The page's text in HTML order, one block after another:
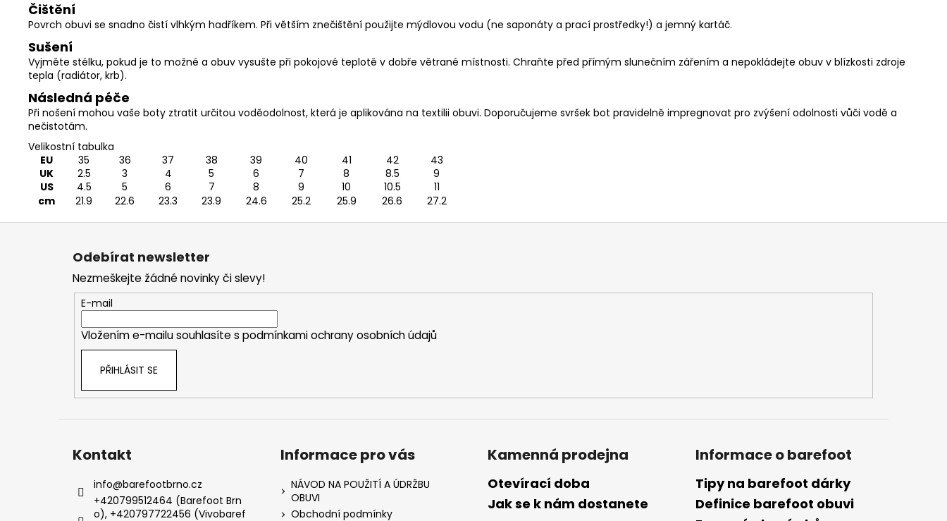
Čištění
Povrch obuvi se snadno čistí vlhkým hadříkem. Při větším znečištění použijte mýdlovou vodu (ne saponáty a prací prostředky!) a jemný kartáč.
Sušení
Vyjměte stélku, pokud je to možné a obuv vysušte při pokojové teplotě v dobře větrané místnosti. Chraňte před přímým slunečním zářením a nepokládejte obuv v blízkosti zdroje
tepla (radiátor, krb).
Následná péče
Při nošení mohou vaše boty ztratit určitou voděodolnost, která je aplikována na textilii obuvi. Doporučujeme svršek bot pravidelně impregnovat pro zvýšení odolnosti vůči vodě a
nečistotám.
Velikostní tabulka
EU
35 36 37 38 39 40 41 42
43
UK
2.5 3 4 5 6 7 8 8.5
9
US
4.5 5 6 7 8 9 10 10.5
11
cm
21.9 22.6 23.3 23.9 24.6 25.2 25.9 26.6 27.2
Z
Odebírat newsletter
Nezmeškejte žádné novinky či slevy!
E-mail
Vložením e-mailu souhlasíte s podmínkami ochrany osobních údajů
PŘIHLÁSIT SE
Kontakt
info@barefootbrno.cz
+420799512464 (Barefoot Brn
o), +420797722456 (Vivobaref
Informace pro vás
NÁVOD NA POUŽITÍ A ÚDRŽBU
OBUVI
Obchodní podmínky
Kamenná prodejna
Otevírací doba
Jak se k nám dostanete
Informace o barefoot
Tipy na barefoot dárky
Definice barefoot obuvi